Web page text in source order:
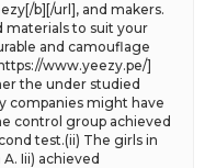
b][/url], and makers.
materials to suit your
and camouflage
www.yeezy.pe/]
the under studied
companies might have
control group achieved
test.(ii) The girls in
Iii) achieved